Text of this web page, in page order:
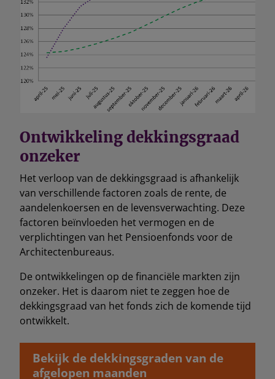
Ontwikkeling dekkingsgraad
onzeker
Het verloop van de dekkingsgraad is afhankelijk
van verschillende factoren zoals de rente, de
aandelenkoersen en de levensverwachting. Deze
factoren beïnvloeden het vermogen en de
verplichtingen van het Pensioenfonds voor de
Architectenbureaus.
De ontwikkelingen op de financiële markten zijn
onzeker. Het is daarom niet te zeggen hoe de
dekkingsgraad van het fonds zich de komende tijd
ontwikkelt.
Bekijk de dekkingsgraden van de
afgelopen maanden